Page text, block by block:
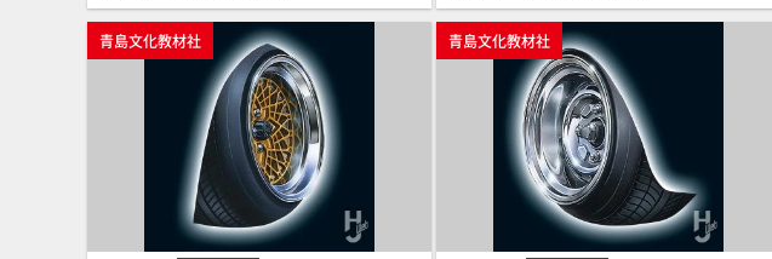
青島文化教材社 青島文化教材社